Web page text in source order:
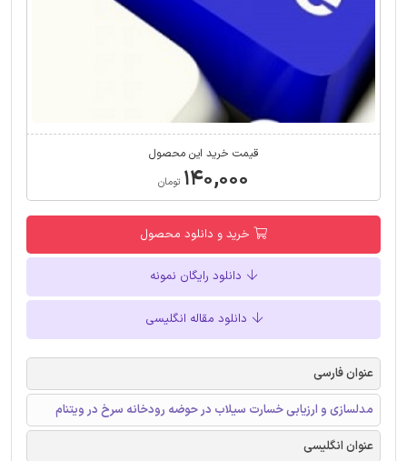
قیمت خرید این محصول
۱۴۰,۰۰۰ تومان
خرید و دانلود محصول
دانلود رایگان نمونه
دانلود مقاله انگلیسی
عنوان فارسی
مدلسازی و ارزیابی خسارت سیلاب در حوضه رودخانه سرخ در ویتنام
عنوان انگلیسی